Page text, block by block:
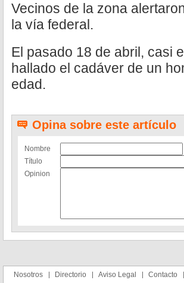
Vecinos de la zona
la vía federal.
El pasado 18 de abril, casi
hallado el cadáver de un
edad.
Opina sobre este artículo
Nombre
Título
Opinion
Nosotros Directorio Aviso Legal Contacto